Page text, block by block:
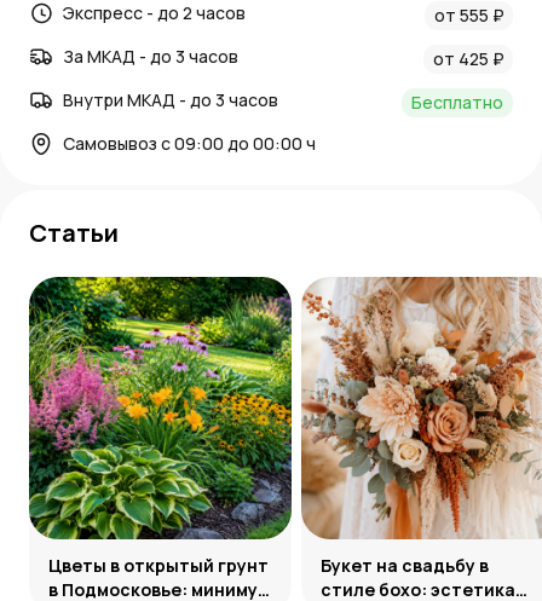
Экспресс - до 2 часов
от 555 ₽
За МКАД - до 3 часов
от 425 ₽
Внутри МКАД - до 3 часов
Бесплатно
Самовывоз с 09:00 до 00:00 ч
Статьи
Цветы в открытый грунт
в Подмосковье: минимум
Букет на свадьбу в
стиле бохо: эстетика